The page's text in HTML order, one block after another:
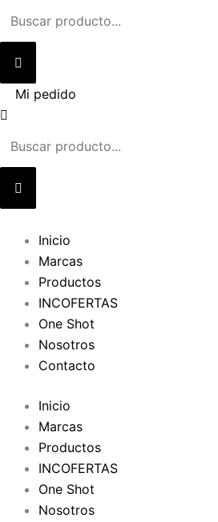
Mi pedido
Inicio
Marcas
Productos
INCOFERTAS
One Shot
Nosotros
Contacto
Inicio
Marcas
Productos
INCOFERTAS
One Shot
Nosotros